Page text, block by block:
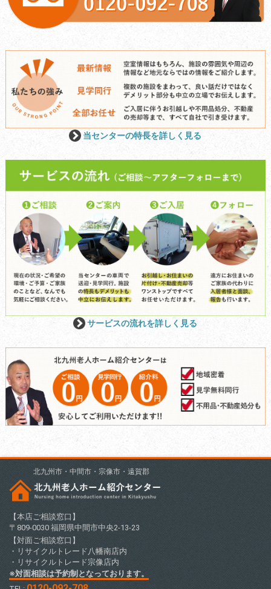
当センターの特長を詳しく見る
サービスの流れを詳しく見る
北九州市・中間市・宗像市・遠賀郡
【本店ご相談窓口】
〒809-0030 福岡県中間市中央2-13-23
【対面ご相談窓口】
・リサイクルトレード八幡南店内
・リサイクルトレード宗像店内
※対面相談は予約制となっております。